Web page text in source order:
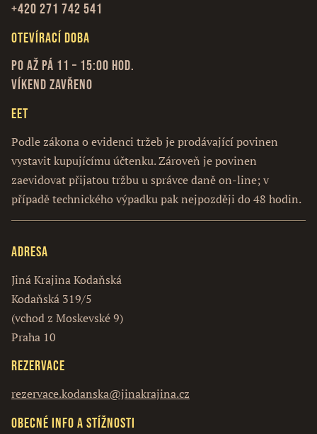
+420 271 742 541
Otevírací doba
Po až Pá 11 – 15:00 hod.
Víkend zavřeno
EET
Podle zákona o evidenci tržeb je prodávající povinen
vystavit kupujícímu účtenku. Zároveň je povinen
zaevidovat přijatou tržbu u správce daně on-line; v
případě technického výpadku pak nejpozději do 48 hodin.
Adresa
Jiná Krajina Kodaňská
Kodaňská 319/5
(vchod z Moskevské 9)
Praha 10
Rezervace
rezervace.kodanska@jinakrajina.cz
Obecné info a stížnosti